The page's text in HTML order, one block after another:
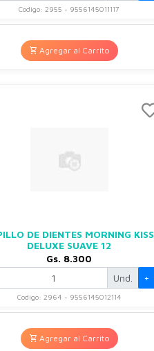
Codigo: 2955 - 9556145011117
Agregar al Carrito
DE DIENTES MORNING KISS
DELUXE SUAVE 12
Gs. 8.300
Und. +
Codigo: 2964 - 9556145012114
Agregar al Carrito